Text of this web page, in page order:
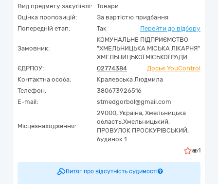
Вид предмету закупівлі:
Товари
Оцінка пропозицій:
За вартістю придбання
Попередній етап:
Так Перейти до відбору
Замовник:
КОМУНАЛЬНЕ ПІДПРИЄМСТВО
"ХМЕЛЬНИЦЬКА МІСЬКА ЛІКАРНЯ"
ХМЕЛЬНИЦЬКОЇ МІСЬКОЇ РАДИ
ЄДРПОУ:
02774384
Досьє YouControl
Контактна особа:
Кралевська Людмила
Телефон:
380673926516
E-mail:
stmedgorbol@gmail.com
Місцезнаходження:
29000, Україна, Хмельницька
область,Хмельницький,
ПРОВУЛОК ПРОСКУРІВСЬКИЙ,
будинок 1
1
Витяг про відсутність судимості